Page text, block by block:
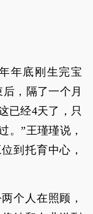
年底刚生完宝
，隔了一个月
已经4天了，只
。”王瑾瑾说，
到托育中心，
个人在照顾，